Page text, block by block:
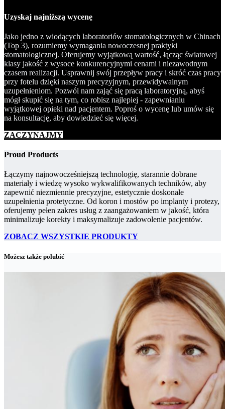
Uzyskaj najniższą wycenę
Jako jedno z wiodących laboratoriów stomatologicznych w Chinach
(Top 3), rozumiemy wymagania nowoczesnej praktyki
stomatologicznej. Oferujemy wyjątkową wartość, łącząc światowej
klasy jakość z wysoce konkurencyjnymi cenami i niezawodnym
czasem realizacji. Usprawnij swój przepływ pracy i skróć czas pracy
przy fotelu dzięki naszym precyzyjnym, przewidywalnym
uzupełnieniom. Pozwól nam zająć się pracą laboratoryjną, abyś
mógł skupić się na tym, co robisz najlepiej - zapewnianiu
wyjątkowej opieki nad pacjentem. Poproś o wycenę lub umów się
na konsultację, aby dowiedzieć się więcej.
ZACZYNAJMY
Proud Products
Łączymy najnowocześniejszą technologię, starannie dobrane
materiały i wiedzę wysoko wykwalifikowanych techników, aby
zapewnić niezmiennie precyzyjne, estetycznie doskonałe
uzupełnienia protetyczne. Od koron i mostów po implanty i protezy,
oferujemy pełen zakres usług z zaangażowaniem w jakość, która
minimalizuje korekty i maksymalizuje zadowolenie pacjentów.
ZOBACZ WSZYSTKIE PRODUKTY
Możesz także polubić